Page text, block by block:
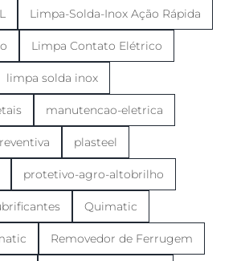
Limpa-Solda-Inox Ação Rápida
Limpa Contato Elétrico
limpa solda inox
manutencao-eletrica
plasteel
protetivo-agro-altobrilho
Quimatic
Removedor de Ferrugem